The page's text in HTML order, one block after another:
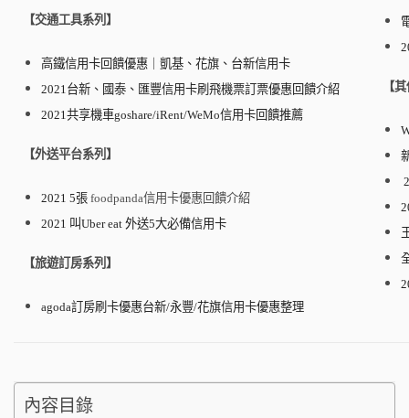
【交通工具系列】
高鐵信用卡回饋優惠｜凱基、花旗、台新信用卡
2021台新、國泰、匯豐信用卡刷飛機票訂票優惠回饋介紹
2021共享機車goshare/iRent/WeMo信用卡回饋推薦
【外送平台系列】
2021 5張 foodpanda信用卡優惠回饋介紹
2021 叫Uber eat 外送5大必備信用卡
【旅遊訂房系列】
agoda訂房刷卡優惠台新/永豐/花旗信用卡優惠整理
【
內容目錄